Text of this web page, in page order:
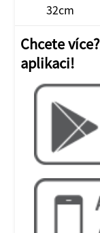
32cm
Chcete
aplikaci!